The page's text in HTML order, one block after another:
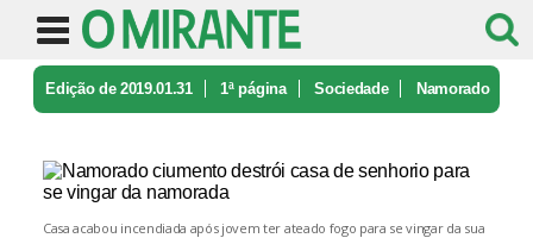
Edição de 2019.01.31 1ª página Sociedade Namorado
Casa acabou incendiada após jovem ter ateado fogo para se vingar da sua